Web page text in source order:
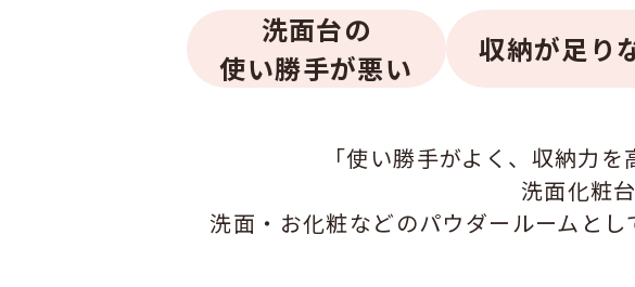
洗面台の
使い勝手が悪い
収納が足り
「使い勝手がよく、収納力
洗面化粧
洗面・お化粧などのパウダールームと